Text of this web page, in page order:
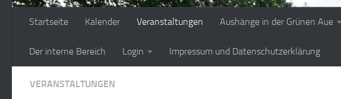
Startseite Kalender Veranstaltungen Aushänge in der Grünen Aue
Der interne Bereich Login Impressum und Datenschutzerklärung
VERANSTALTUNGEN